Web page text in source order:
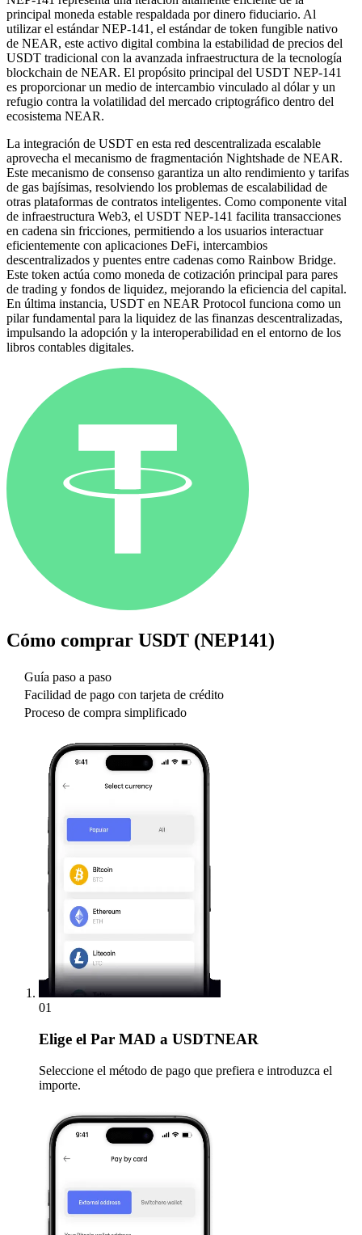
principal moneda estable respaldada por dinero fiduciario. Al
utilizar el estándar NEP-141, el estándar de token fungible nativo
de NEAR, este activo digital combina la estabilidad de precios del
USDT tradicional con la avanzada infraestructura de la tecnología
blockchain de NEAR. El propósito principal del USDT NEP-141
es proporcionar un medio de intercambio vinculado al dólar y un
refugio contra la volatilidad del mercado criptográfico dentro del
ecosistema NEAR.
La integración de USDT en esta red descentralizada escalable
aprovecha el mecanismo de fragmentación Nightshade de NEAR.
Este mecanismo de consenso garantiza un alto rendimiento y tarifas
de gas bajísimas, resolviendo los problemas de escalabilidad de
otras plataformas de contratos inteligentes. Como componente vital
de infraestructura Web3, el USDT NEP-141 facilita transacciones
en cadena sin fricciones, permitiendo a los usuarios interactuar
eficientemente con aplicaciones DeFi, intercambios
descentralizados y puentes entre cadenas como Rainbow Bridge.
Este token actúa como moneda de cotización principal para pares
de trading y fondos de liquidez, mejorando la eficiencia del capital.
En última instancia, USDT en NEAR Protocol funciona como un
pilar fundamental para la liquidez de las finanzas descentralizadas,
impulsando la adopción y la interoperabilidad en el entorno de los
libros contables digitales.
Cómo comprar USDT (NEP141)
Guía paso a paso
Facilidad de pago con tarjeta de crédito
Proceso de compra simplificado
01
Elige el Par MAD a USDTNEAR
Seleccione el método de pago que prefiera e introduzca el
importe.